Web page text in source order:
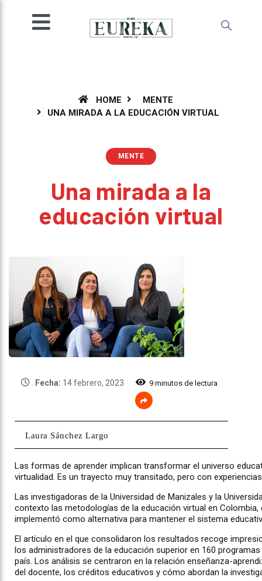
INGENIO
HOME
MENTE
UNA MIRADA A LA EDUCACIÓN VIRTUAL
MENTE
Una mirada a la
educación virtual
Fecha: 14 febrero, 2023 9 minutos de lectura
Laura Sánchez Largo
Las formas de aprender implican transformar el universo
virtualidad. Es un trayecto muy transitado, pero con
Las investigadoras de la Universidad de Manizales y la
contexto las metodologías de la educación virtual en
implementó como alternativa para mantener el sistema
El artículo en el que consolidaron los resultados recoge
los administradores de la educación superior en 160
país. Los análisis se centraron en la relación enseñanza-
del docente, los créditos educativos y cómo abordan la